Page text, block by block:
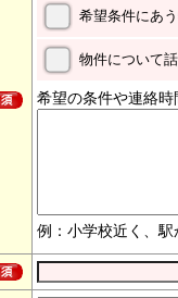
希望条件にあ
物件について
希望の条件や連絡
例：小学校近く、